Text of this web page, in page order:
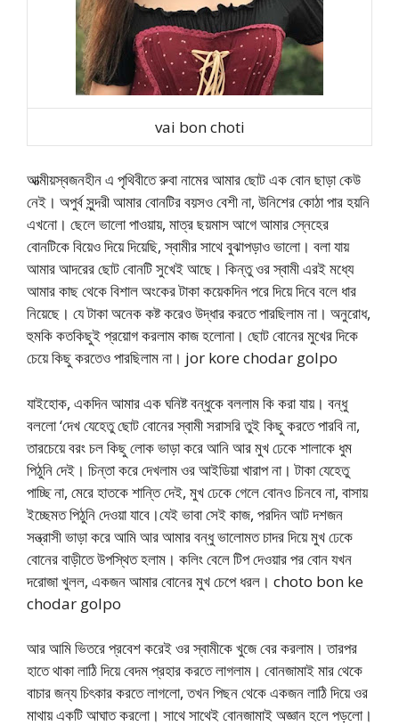
vai bon choti
আত্মীয়স্বজনহীন এ পৃথিবীতে রুবা নামের আমার ছোট এক বোন ছাড়া কেউ
নেই। অপুর্ব সুন্দরী আমার বোনটির বয়সও বেশী না, উনিশের কোঠা পার হয়নি
এখনো। ছেলে ভালো পাওয়ায়, মাত্র ছয়মাস আগে আমার স্নেহের
বোনটিকে বিয়েও দিয়ে দিয়েছি, স্বামীর সাথে বুঝাপড়াও ভালো। বলা যায়
আমার আদরের ছোট বোনটি সুখেই আছে। কিন্তু ওর স্বামী এরই মধ্যে
আমার কাছ থেকে বিশাল অংকের টাকা কয়েকদিন পরে দিয়ে দিবে বলে ধার
নিয়েছে। যে টাকা অনেক কষ্ট করেও উদ্ধার করতে পারছিলাম না। অনুরোধ,
হুমকি কতকিছুই প্রয়োগ করলাম কাজ হলোনা। ছোট বোনের মুখের দিকে
চেয়ে কিছু করতেও পারছিলাম না। jor kore chodar golpo
যাইহোক, একদিন আমার এক ঘনিষ্ট বন্ধুকে বললাম কি করা যায়। বন্ধু
বললো ‘দেখ যেহেতু ছোট বোনের স্বামী সরাসরি তুই কিছু করতে পারবি না,
তারচেয়ে বরং চল কিছু লোক ভাড়া করে আনি আর মুখ ঢেকে শালাকে ধুম
পিঠুনি দেই। চিন্তা করে দেখলাম ওর আইডিয়া খারাপ না। টাকা যেহেতু
পাচ্ছি না, মেরে হাতকে শান্তি দেই, মুখ ঢেকে গেলে বোনও চিনবে না, বাসায়
ইচ্ছেমত পিঠুনি দেওয়া যাবে।যেই ভাবা সেই কাজ, পরদিন আট দশজন
সন্ত্রাসী ভাড়া করে আমি আর আমার বন্ধু ভালোমত চাদর দিয়ে মুখ ঢেকে
বোনের বাড়ীতে উপস্থিত হলাম। কলিং বেলে টিপ দেওয়ার পর বোন যখন
দরোজা খুলল, একজন আমার বোনের মুখ চেপে ধরল। choto bon ke
chodar golpo
আর আমি ভিতরে প্রবেশ করেই ওর স্বামীকে খুজে বের করলাম। তারপর
হাতে থাকা লাঠি দিয়ে বেদম প্রহার করতে লাগলাম। বোনজামাই মার থেকে
বাচার জন্য চিৎকার করতে লাগলো, তখন পিছন থেকে একজন লাঠি দিয়ে ওর
মাথায় একটি আঘাত করলো। সাথে সাথেই বোনজামাই অজ্ঞান হলে পড়লো।